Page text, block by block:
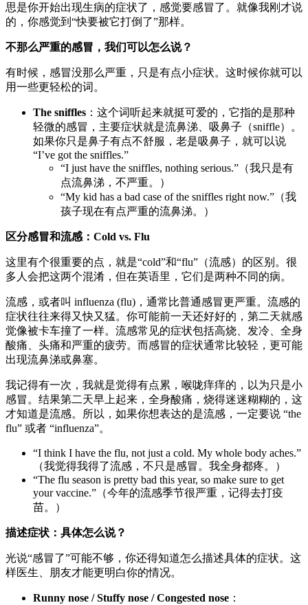
思是你开始出现生病的症状了，感觉要感冒了。就像我刚才说
的，你感觉到“快要被它打倒了”那样。
不那么严重的感冒，我们可以怎么说？
有时候，感冒没那么严重，只是有点小症状。这时候你就可以
用一些更轻松的词。
The sniffles ：这个词听起来就挺可爱的，它指的是那种
轻微的感冒，主要症状就是流鼻涕、吸鼻子（sniffle）。
如果你只是鼻子有点不舒服，老是吸鼻子，就可以说
“I’ve got the sniffles.”
“I just have the sniffles, nothing serious.”（我只是有
点流鼻涕，不严重。）
“My kid has a bad case of the sniffles right now.”（我
孩子现在有点严重的流鼻涕。）
区分感冒和流感：Cold vs. Flu
这里有个很重要的点，就是“cold”和“flu”（流感）的区别。很
多人会把这两个混淆，但在英语里，它们是两种不同的病。
流感，或者叫 influenza (flu)，通常比普通感冒更严重。流感的
症状往往来得又快又猛。你可能前一天还好好的，第二天就感
觉像被卡车撞了一样。流感常见的症状包括高烧、发冷、全身
酸痛、头痛和严重的疲劳。而感冒的症状通常比较轻，更可能
出现流鼻涕或鼻塞。
我记得有一次，我就是觉得有点累，喉咙痒痒的，以为只是小
感冒。结果第二天早上起来，全身酸痛，烧得迷迷糊糊的，这
才知道是流感。所以，如果你想表达的是流感，一定要说 “the
flu” 或者 “influenza”。
“I think I have the flu, not just a cold. My whole body aches.”
（我觉得我得了流感，不只是感冒。我全身都疼。）
“The flu season is pretty bad this year, so make sure to get
your vaccine.”（今年的流感季节很严重，记得去打疫
苗。）
描述症状：具体怎么说？
光说“感冒了”可能不够，你还得知道怎么描述具体的症状。这
样医生、朋友才能更明白你的情况。
Runny nose / Stuffy nose / Congested nose ：